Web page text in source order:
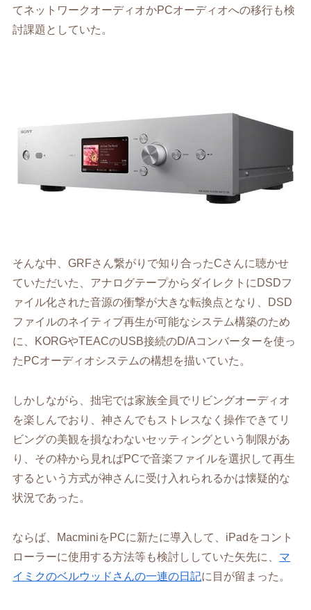
てネットワークオーディオかPCオーディオへの移行も検
討課題としていた。
そんな中、GRFさん繋がりで知り合ったCさんに聴かせ
ていただいた、アナログテープからダイレクトにDSDフ
ァイル化された音源の衝撃が大きな転換点となり、DSD
ファイルのネイティブ再生が可能なシステム構築のため
に、KORGやTEACのUSB接続のD/Aコンバーターを使っ
たPCオーディオシステムの構想を描いていた。
しかしながら、拙宅では家族全員でリビングオーディオ
を楽しんでおり、神さんでもストレスなく操作できてリ
ビングの美観を損なわないセッティングという制限があ
り、その枠から見ればPCで音楽ファイルを選択して再生
するという方式が神さんに受け入れられるかは懐疑的な
状況であった。
ならば、MacminiをPCに新たに導入して、iPadをコント
ローラーに使用する方法等も検討ししていた矢先に、 マ
イミクのベルウッドさんの一連の日記に目が留まった。